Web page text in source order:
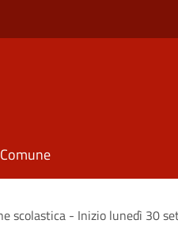
scolastica - Inizio lunedì 30